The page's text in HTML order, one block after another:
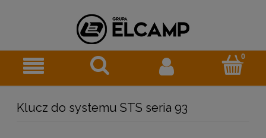
Klucz do systemu STS seria 93